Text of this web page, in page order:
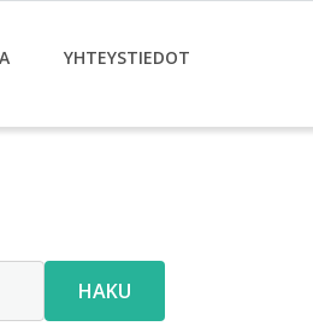
YHTEYSTIEDOT
HAKU